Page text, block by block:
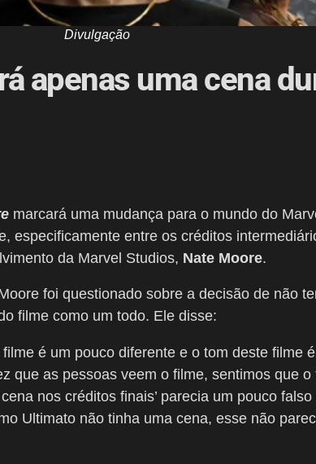
Divulgação
apenas uma cena
marcará uma mudança para o mundo do
especificamente entre os créditos
da Marvel Studios, Nate Moore.
foi questionado sobre a decisão de não
filme como um todo. Ele disse:
é um pouco diferente e o tom deste filme
que as pessoas veem o filme, sentimos que o
nos créditos finais’ parecia um pouco
Ultimato não tinha uma cena, esse não